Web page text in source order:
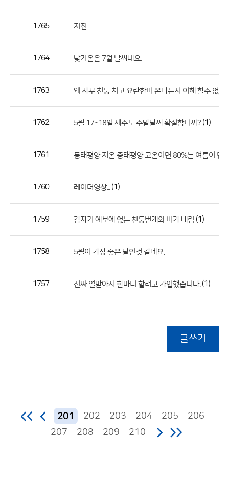
록
공
1765 지진
1764 낮기온은 7월 날씨네요.
1763 왜 자꾸 천둥 치고 요란한비 온다는지 이해 할수 없음.
1762 5월 17~18일 제주도 주말날씨 확실합니까? (1)
1761 동태평양 저온 중태평양 고온이면 80%는 여름이 덥
1760 레이더영상... (1)
1759 갑자기 예보에 없는 천둥번개와 비가 내림 (1)
1758 5월이 가장 좋은 달인것 같네요.
1757 진짜 열받아서 한마디 할려고 가입했습니다. (1)
글쓰기
201 202 203 204 205
206
207
208 209 210